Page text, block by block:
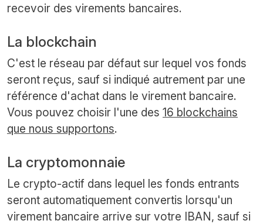
recevoir des virements bancaires.
La blockchain
C'est le réseau par défaut sur lequel vos fonds
seront reçus, sauf si indiqué autrement par une
référence d'achat dans le virement bancaire.
Vous pouvez choisir l'une des 16 blockchains
que nous supportons.
La cryptomonnaie
Le crypto-actif dans lequel les fonds entrants
seront automatiquement convertis lorsqu'un
virement bancaire arrive sur votre IBAN, sauf si